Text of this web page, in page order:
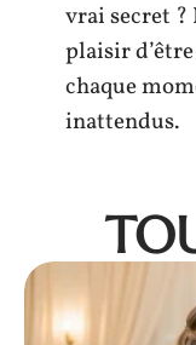
vrai secret ?
plaisir
chaque
inattendus.